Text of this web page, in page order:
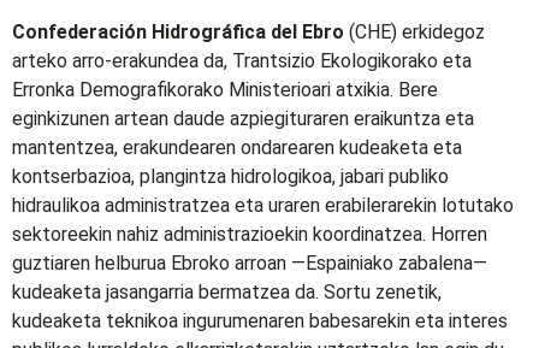
Confederación Hidrográfica del Ebro (CHE) erkidegoz
arteko arro-erakundea da, Trantsizio Ekologikorako eta
Erronka Demografikorako Ministerioari atxikia. Bere
eginkizunen artean daude azpiegituraren eraikuntza eta
mantentzea, erakundearen ondarearen kudeaketa eta
kontserbazioa, plangintza hidrologikoa, jabari publiko
hidraulikoa administratzea eta uraren erabilerarekin lotutako
sektoreekin nahiz administrazioekin koordinatzea. Horren
guztiaren helburua Ebroko arroan —Espainiako zabalena—
kudeaketa jasangarria bermatzea da. Sortu zenetik,
kudeaketa teknikoa ingurumenaren babesarekin eta interes